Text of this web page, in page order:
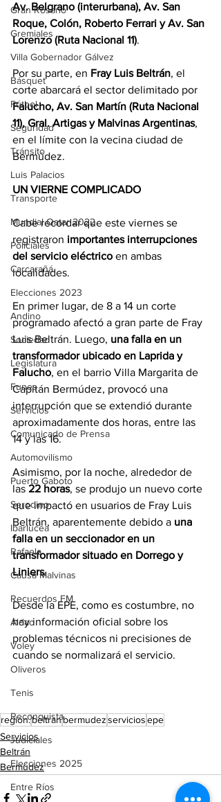
Gran Rosario
Gremiales
Villa Gobernador Gálvez
Básquet
Fútbol
Seguridad
Tránsito
Luis Palacios
Transporte
Mundial Qatar 2022
Policiales
Carcarañá
Elecciones 2023
Andino
Sociedad
Legislatura
Funes
Servicios
Comunicado de Prensa
Automovilismo
Puerto Gaboto
Serodino
Ibarlucea
Rafaela
Causa Malvinas
Recuerdos FM
Aldao
Voley
Oliveros
Tenis
Reconquista
Judiciales
Elecciones 2025
Entre Ríos
Av. Belgrano (interurbana), Av. San
Roque, Colón, Roberto Ferrari y Av. San
Lorenzo (Ruta Nacional 11).
Por su parte, en Fray Luis Beltrán, el
corte abarcará el sector delimitado por
Falucho, Av. San Martín (Ruta Nacional
11), Gral. Artigas y Malvinas Argentinas,
en el límite con la vecina ciudad de
Bermúdez.
UN VIERNE COMPLICADO
Cabe recordar que este viernes se
registraron importantes interrupciones
del servicio eléctrico en ambas
localidades.
En primer lugar, de 8 a 14 un corte
programado afectó a gran parte de Fray
Luis Beltrán. Luego, una falla en un
transformador ubicado en Laprida y
Falucho, en el barrio Villa Margarita de
Capitán Bermúdez, provocó una
interrupción que se extendió durante
aproximadamente dos horas, entre las
14 y las 16.
Asimismo, por la noche, alrededor de
las 22 horas, se produjo un nuevo corte
que impactó en usuarios de Fray Luis
Beltrán, aparentemente debido a una
falla en un seccionador en un
transformador situado en Dorrego y
Liniers.
Desde la EPE, como es costumbre, no
hay información oficial sobre los
problemas técnicos ni precisiones de
cuando se normalizará el servicio.
region.beltranbermudezserviciosepe
Servicios
Beltrán
Bermúdez